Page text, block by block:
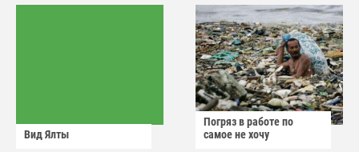
Вид Ялты
Погряз в работе по
самое не хочу